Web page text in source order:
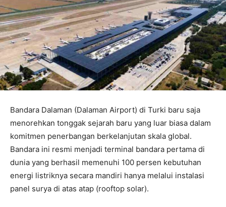
Bandara Dalaman (Dalaman Airport) di Turki baru saja
menorehkan tonggak sejarah baru yang luar biasa dalam
komitmen penerbangan berkelanjutan skala global.
Bandara ini resmi menjadi terminal bandara pertama di
dunia yang berhasil memenuhi 100 persen kebutuhan
energi listriknya secara mandiri hanya melalui instalasi
panel surya di atas atap (rooftop solar).